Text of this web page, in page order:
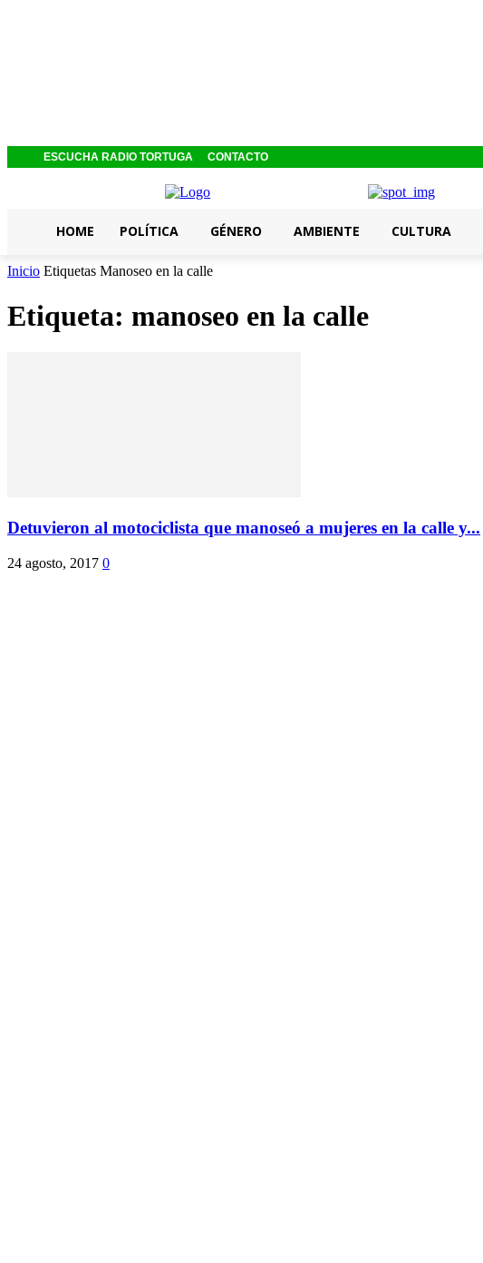
ESCUCHA RADIO TORTUGA CONTACTO
HOME POLÍTICA GÉNERO AMBIENTE CULTURA
Inicio Etiquetas Manoseo en la calle
Etiqueta: manoseo en la calle
Detuvieron al motociclista que manoseó a mujeres en la calle y...
24 agosto, 2017 0